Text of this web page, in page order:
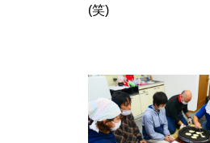
(笑)